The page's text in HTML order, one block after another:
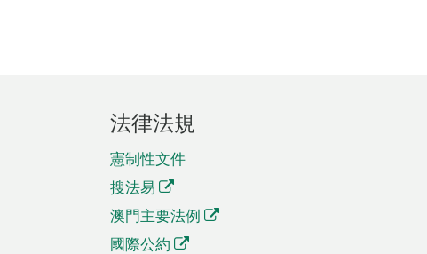
法律法規
憲制性文件
搜法易
澳門主要法例
國際公約